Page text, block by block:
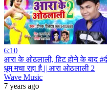
6:10
आरा के ओठलाली, हिट होने के बाद
धूम मचा रहा है || आरा ओठलाली 2
Wave Music
7 years ago